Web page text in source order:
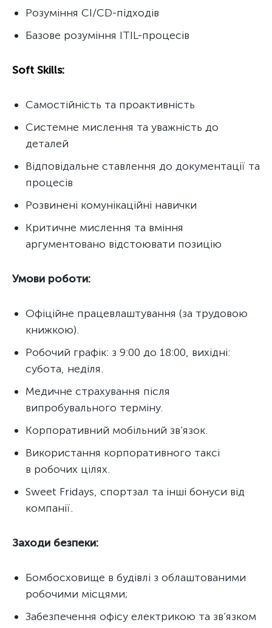
Розуміння CI/CD-підходів
Базове розуміння ITIL-процесів
Soft Skills:
Самостійність та проактивність
Системне мислення та уважність до
деталей
Відповідальне ставлення до документації та
процесів
Розвинені комунікаційні навички
Критичне мислення та вміння
аргументовано відстоювати позицію
Умови роботи:
Офіційне працевлаштування (за трудовою
книжкою).
Робочий графік: з 9:00 до 18:00, вихідні:
субота, неділя.
Медичне страхування після
випробувального терміну.
Корпоративний мобільний зв’язок.
Використання корпоративного таксі
в робочих цілях.
Sweet Fridays, спортзал та інші бонуси від
компанії.
Заходи безпеки:
Бомбосховище в будівлі з облаштованими
робочими місцями;
Забезпечення офісу електрикою та зв’язком